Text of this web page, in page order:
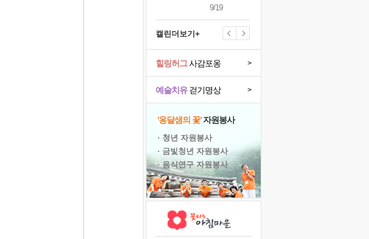
9/19
캘린더보기+
예술치유걷기명상 >
힐링허그사감포옹 >
'옹달샘의 꽃'자원봉사
· 청년 자원봉사
· 금빛청년 자원봉사
· 음식연구 자원봉사